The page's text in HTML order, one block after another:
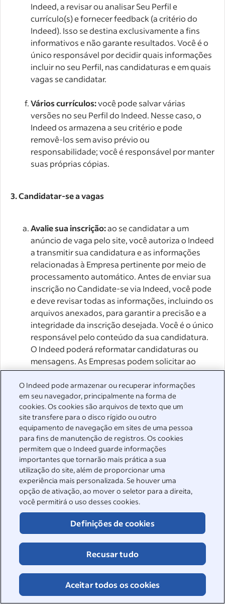
O Indeed pode armazenar ou recuperar informações
em seu navegador, principalmente na forma de
cookies. Os cookies são arquivos de texto que um
site transfere para o disco rígido ou outro
equipamento de navegação em sites de uma pessoa
para fins de manutenção de registros. Os cookies
permitem que o Indeed guarde informações
importantes que tornarão mais prática a sua
utilização do site, além de proporcionar uma
experiência mais personalizada. Se houver uma
opção de ativação, ao mover o seletor para a direita,
você permitirá o uso desses cookies.
Definições de cookies
Recusar tudo
Aceitar todos os cookies
Indeed, a revisar ou analisar Seu Perfil e
currículo(s) e fornecer feedback (a critério do
Indeed). Isso se destina exclusivamente a fins
informativos e não garante resultados. Você é o
único responsável por decidir quais informações
incluir no seu Perfil, nas candidaturas e em quais
vagas se candidatar.
Vários currículos:você pode salvar várias
versões no seu Perfil do Indeed. Nesse caso, o
Indeed os armazena a seu critério e pode
removê-los sem aviso prévio ou
responsabilidade; você é responsável por manter
suas próprias cópias.
3. Candidatar-se a vagas
Avalie sua inscrição:ao se candidatar a um
anúncio de vaga pelo site, você autoriza o Indeed
a transmitir sua candidatura e as informações
relacionadas à Empresa pertinente por meio de
processamento automático. Antes de enviar sua
inscrição no Candidate-se via Indeed, você pode
e deve revisar todas as informações, incluindo os
arquivos anexados, para garantir a precisão e a
integridade da inscrição desejada. Você é o único
responsável pelo conteúdo da sua candidatura.
O Indeed poderá reformatar candidaturas ou
mensagens. As Empresas podem solicitar ao
Indeed que reúna em um único documento os
materiais do candidato (candidaturas, currículos,
respostas de seleção e outras informações
fornecidas). O Indeed realiza essa montagem em
seu nome. Você reconhece que as Empresas
também podem usar ferramentas, incluindo
modelos de inteligência artificial e aprendizado
de máquina, para processar, classificar e analisar
materiais de candidatos. A função dessas
ferramentas pode incluir a geração de resumos,
traduções e outras informações, que as
Empresas podem usar ou descartar como parte
de seu processo de tomada de decisão.
Sem controle sobre as empresas:o Indeed não
controla as empresas ou seus processos de
candidatura. As empresas, e não o Indeed,
decidem quais qualificações são relevantes para
qual vaga, quem está qualificado para uma vaga